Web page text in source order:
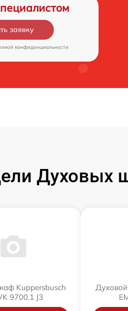
заявку
конфиденциальности
Духовых
Kuppersbusch
9700.1 J3